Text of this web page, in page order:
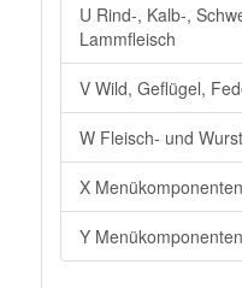
U Rind-, Kalb-,
Lammfleisch
V Wild, Geflügel,
W Fleisch- und
X
Y